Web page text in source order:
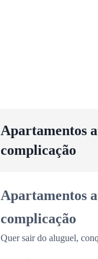
Apartamentos
complicação
Apartamentos
complicação
Quer sair do aluguel,